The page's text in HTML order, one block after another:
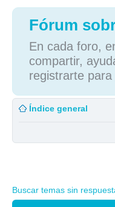
Fórum
En cada foro,
compartir,
registrarte
Índice general
Buscar temas sin